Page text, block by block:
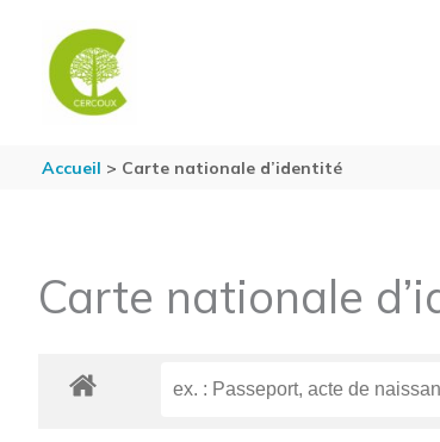
Accueil Carte nationale d’identité
Carte nationale